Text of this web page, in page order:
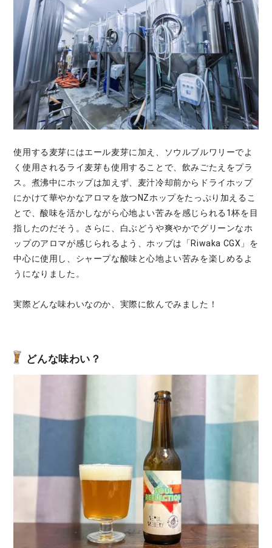
使用する麦芽にはエール麦芽に加え、ソウルブルワリーでよ
く使用されるライ麦芽も使用することで、飲みごたえをプラ
ス。煮沸中にホップは加えず、麦汁冷却前からドライホップ
にかけて華やかなアロマを放つNZホップをたっぷり加えるこ
とで、酸味を活かしながら心地よい苦みを感じられる1杯を目
指したのだそう。さらに、白ぶどうや爽やかでグリーンなホ
ップのアロマが感じられるよう、ホップは「Riwaka CGX」を
中心に使用し、シャープな酸味と心地よい苦みを楽しめるよ
うになりました。
実際どんな味わいなのか、実際に飲んでみました！
どんな味わい？